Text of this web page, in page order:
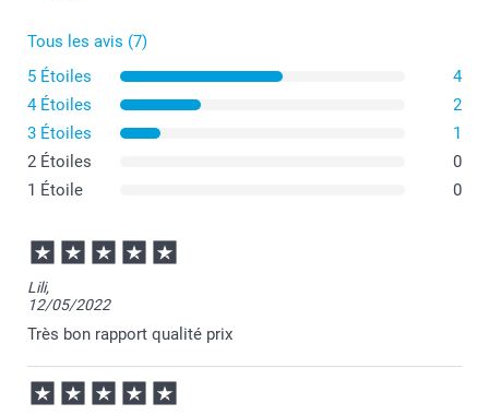
Dès Offert
Disponibilité et prix des options
Papier 120 g
Blanc (prédéfini)
Naturel
Papier 160 g
Papier scintillant 120 g
Tous les avis (7)
5 Étoiles
4
4 Étoiles
2
3 Étoiles
1
2 Étoiles
0
1 Étoile
0
Lili,
12/05/2022
Très bon rapport qualité prix